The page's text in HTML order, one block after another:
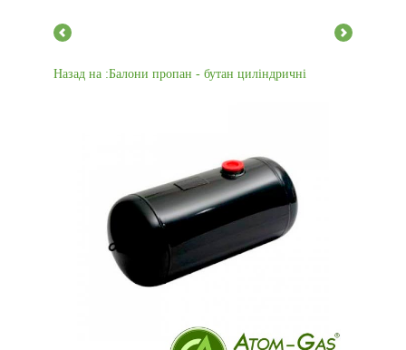
Назад на :Балони пропан - бутан циліндричні